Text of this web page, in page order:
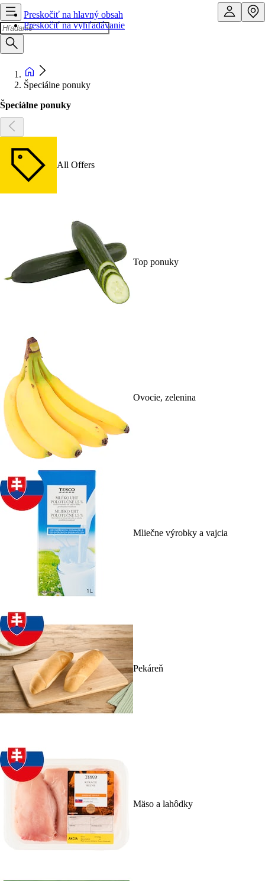
Preskočiť na hlavný obsah
Preskočiť na vyhľadávanie
Špeciálne ponuky
Špeciálne ponuky
All Offers
Top ponuky
Ovocie, zelenina
Mliečne výrobky a vajcia
Pekáreň
Mäso a lahôdky